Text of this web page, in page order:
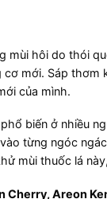
mùi hôi do thói
mới. Sáp
của mình.
biến ở nhiều
từng ngóc
mùi thuốc lá
Cherry, Areon